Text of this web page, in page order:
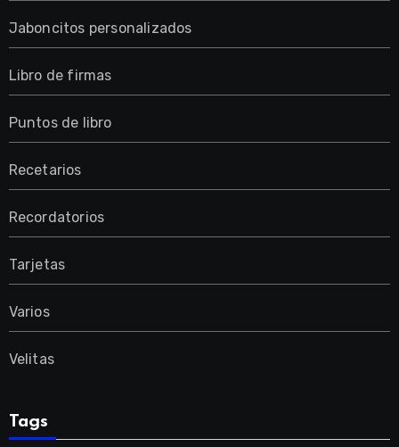
Jaboncitos personalizados
Libro de firmas
Puntos de libro
Recetarios
Recordatorios
Tarjetas
Varios
Velitas
Tags